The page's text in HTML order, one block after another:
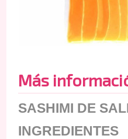
Más
SASHIMI DE
INGREDIENTES